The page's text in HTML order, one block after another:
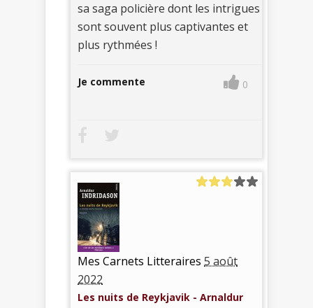
sa saga policière dont les intrigues
sont souvent plus captivantes et
plus rythmées !
Je commente 0
Mes Carnets Litteraires 5 août
2022
Les nuits de Reykjavik - Arnaldur